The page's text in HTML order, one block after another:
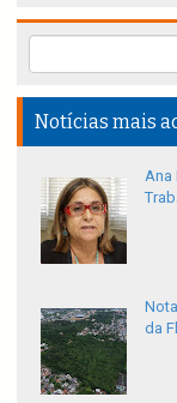
Notícias mais
Ana
da